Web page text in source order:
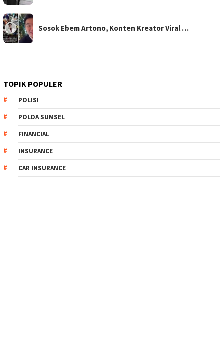
Sosok Ebem Artono, Konten Kreator Viral …
TOPIK POPULER
POLISI
POLDA SUMSEL
FINANCIAL
INSURANCE
CAR INSURANCE